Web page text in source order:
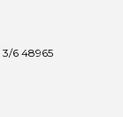
6 48965